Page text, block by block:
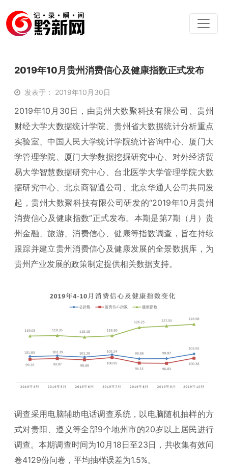
2019年10月贵州消费信心及健康指数正式发布
发表于： 2019年10月30日
2019年10月30日，由贵州大数聚科技有限公司、贵州
财经大学大数据统计学院、贵州省大数据统计分析重点
实验室、中国人民大学统计学院统计咨询中心、厦门大
学管理学院、厦门大学数据挖掘研究中心、对外经济贸
易大学智慧数据研究中心、台北医学大学管理学院大数
据研究中心、北京商智通公司、北京华通人公司共同发
起，贵州大数聚科技有限公司研发的“2019年10月贵州
消费信心及健康指数”正式发布。本期是第7期（月）贵
州金融、旅游、消费信心、健康等指数调查，旨在持续
跟踪并建立贵州消费信心及健康发展的全景数据库，为
贵州产业发展的政策制定提供相关数据支持。
调查采用电脑辅助电话调查系统，以电脑随机抽样的方
式对贵阳、遵义等全部9个地州市的20岁以上居民进行
调查。本期调查时间为10月18日至23日，共收集有效问
卷4129份问卷，平均抽样误差为1.5%。